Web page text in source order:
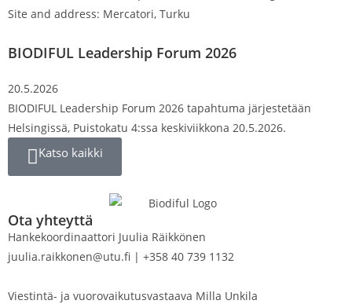
Site and address: Mercatori, Turku
BIODIFUL Leadership Forum 2026
20.5.2026
BIODIFUL Leadership Forum 2026 tapahtuma järjestetään
Helsingissä, Puistokatu 4:ssa keskiviikkona 20.5.2026.
Katso kaikki
Ota yhteyttä
Hankekoordinaattori Juulia Räikkönen
juulia.raikkonen@utu.fi | +358 40 739 1132
Viestintä- ja vuorovaikutusvastaava Milla Unkila